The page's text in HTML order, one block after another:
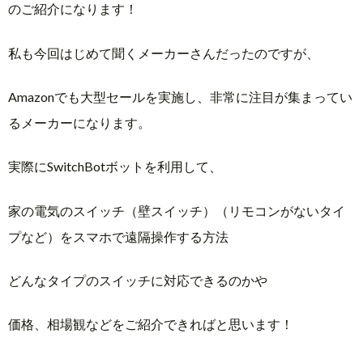
のご紹介になります！
私も今回はじめて聞くメーカーさんだったのですが、
Amazonでも大型セールを実施し、非常に注目が集まってい
るメーカーになります。
実際にSwitchBotボットを利用して、
家の電気のスイッチ（壁スイッチ）（リモコンがないタイ
プなど）をスマホで遠隔操作する方法
どんなタイプのスイッチに対応できるのかや
価格、相場観などをご紹介できればと思います！